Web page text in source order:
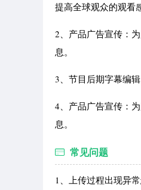
提高全球观众的观看
2、产品广告宣传：
息。
3、节目后期字幕编
4、产品广告宣传：
息。
常见问题
1、上传过程出现异